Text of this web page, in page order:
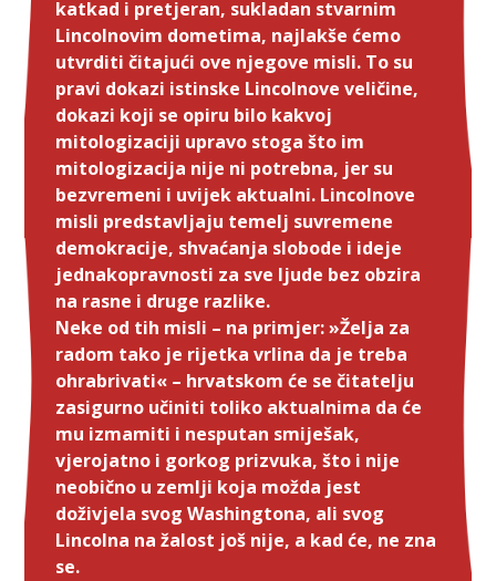
katkad i pretjeran, sukladan stvarnim
Lincolnovim dometima, najlakše ćemo
utvrditi čitajući ove njegove misli. To su
pravi dokazi istinske Lincolnove veličine,
dokazi koji se opiru bilo kakvoj
mitologizaciji upravo stoga što im
mitologizacija nije ni potrebna, jer su
bezvremeni i uvijek aktualni. Lincolnove
misli predstavljaju temelj suvremene
demokracije, shvaćanja slobode i ideje
jednakopravnosti za sve ljude bez obzira
na rasne i druge razlike.
Neke od tih misli – na primjer: »Želja za
radom tako je rijetka vrlina da je treba
ohrabrivati« – hrvatskom će se čitatelju
zasigurno učiniti toliko aktualnima da će
mu izmamiti i nesputan smiješak,
vjerojatno i gorkog prizvuka, što i nije
neobično u zemlji koja možda jest
doživjela svog Washingtona, ali svog
Lincolna na žalost još nije, a kad će, ne zna
se.